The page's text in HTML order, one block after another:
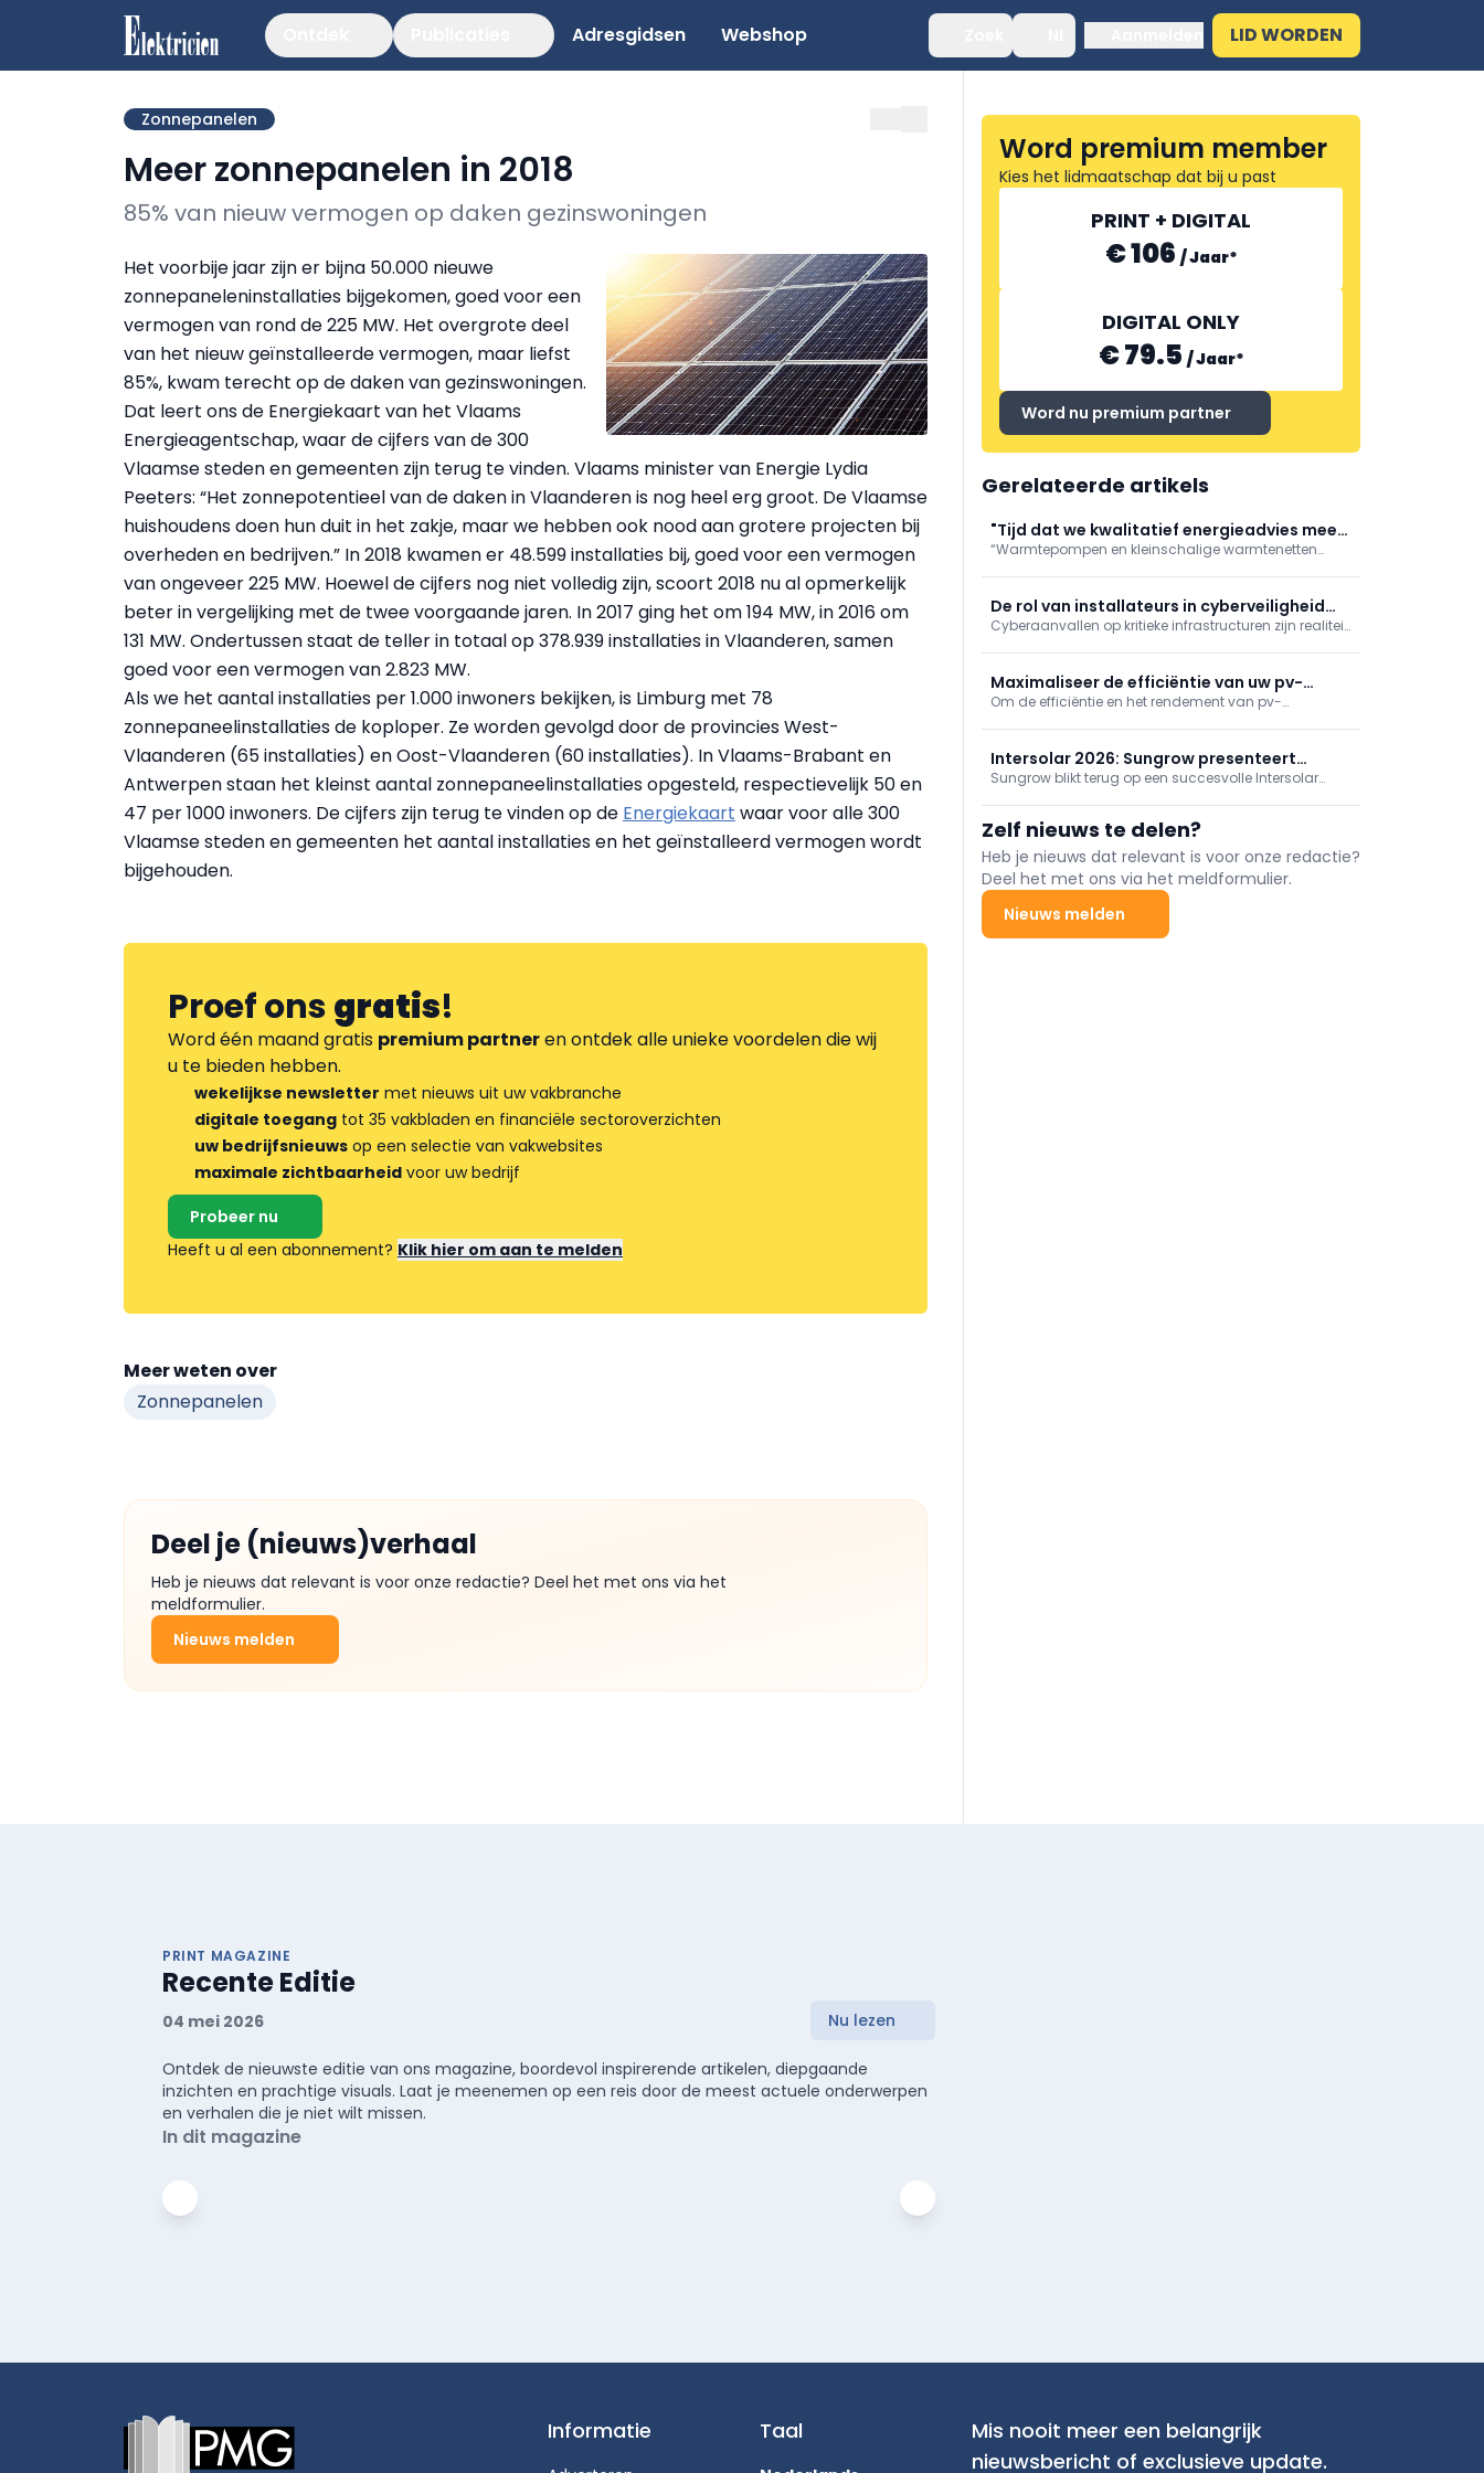
Adresgidsen Webshop LID WORDEN
Zonnepanelen
Meer zonnepanelen in 2018
85% van nieuw vermogen op daken gezinswoningen
Het voorbije jaar zijn er bijna 50.000 nieuwe
zonnepaneleninstallaties bijgekomen, goed voor een
vermogen van rond de 225 MW. Het overgrote deel
van het nieuw geïnstalleerde vermogen, maar liefst
85%, kwam terecht op de daken van gezinswoningen.
Dat leert ons de Energiekaart van het Vlaams
Energieagentschap, waar de cijfers van de 300
Vlaamse steden en gemeenten zijn terug te vinden. Vlaams minister van Energie Lydia
Peeters: “Het zonnepotentieel van de daken in Vlaanderen is nog heel erg groot. De Vlaamse
huishoudens doen hun duit in het zakje, maar we hebben ook nood aan grotere projecten bij
overheden en bedrijven.” In 2018 kwamen er 48.599 installaties bij, goed voor een vermogen
van ongeveer 225 MW. Hoewel de cijfers nog niet volledig zijn, scoort 2018 nu al opmerkelijk
beter in vergelijking met de twee voorgaande jaren. In 2017 ging het om 194 MW, in 2016 om
131 MW. Ondertussen staat de teller in totaal op 378.939 installaties in Vlaanderen, samen
goed voor een vermogen van 2.823 MW.
Als we het aantal installaties per 1.000 inwoners bekijken, is Limburg met 78
zonnepaneelinstallaties de koploper. Ze worden gevolgd door de provincies West-
Vlaanderen (65 installaties) en Oost-Vlaanderen (60 installaties). In Vlaams-Brabant en
Antwerpen staan het kleinst aantal zonnepaneelinstallaties opgesteld, respectievelijk 50 en
47 per 1000 inwoners. De cijfers zijn terug te vinden op de Energiekaart waar voor alle 300
Vlaamse steden en gemeenten het aantal installaties en het geïnstalleerd vermogen wordt
bijgehouden.
Proef onsgratis!
Word één maand gratis premium partneren ontdek alle unieke voordelen die wij
u te bieden hebben.
wekelijkse newsletter met nieuws uit uw vakbranche
digitale toegang tot 35 vakbladen en financiële sectoroverzichten
uw bedrijfsnieuws op een selectie van vakwebsites
maximale zichtbaarheid voor uw bedrijf
Probeer nu
Heeft u al een abonnement? Klik hier om aan te melden
Meer weten over
Zonnepanelen
Deel je (nieuws)verhaal
Heb je nieuws dat relevant is voor onze redactie? Deel het met ons via het
meldformulier.
Nieuws melden
Word premium member
Kies het lidmaatschap dat bij u past
PRINT + DIGITAL
€ 106 /Jaar*
DIGITAL ONLY
€ 79.5 /Jaar*
Word nu premium partner
Gerelateerde artikels
"Tijd dat we kwalitatief energieadvies meer
naar waarde schatten"
“Warmtepompen en kleinschalige warmtenetten
Leuven/EnergyVille. “Maar voor maximaal comfort en
rendement zijn een correcte dimensionering,
inregeling en
De rol van installateurs in cyberveiligheid
van zonnestroom
Cyberaanvallen op kritieke infrastructuren zijn realiteit.
zo ook een taak voor elektriciens en installateurs, niet
enkel voor IT-specialisten.
Maximaliseer de efficiëntie van uw pv-
installaties met thermografie
Om de efficiëntie en het rendement van pv-
methode ter inspectie van pv-installaties is
thermografie.
Intersolar 2026: Sungrow presenteert
energieoplossingen van de volgende
generatie
Sungrow blikt terug op een succesvolle Intersolar
samenwerkingen die de Europese energietransitie
versnellen.
Zelf nieuws te delen?
Heb je nieuws dat relevant is voor onze redactie?
Deel het met ons via het meldformulier.
Nieuws melden
PRINT MAGAZINE
Recente Editie
04 mei 2026 Nu lezen
Ontdek de nieuwste editie van ons magazine, boordevol inspirerende artikelen, diepgaande
inzichten en prachtige visuals. Laat je meenemen op een reis door de meest actuele onderwerpen
en verhalen die je niet wilt missen.
In dit magazine
Informatie Taal
Mis nooit meer een belangrijk
nieuwsbericht of exclusieve update.